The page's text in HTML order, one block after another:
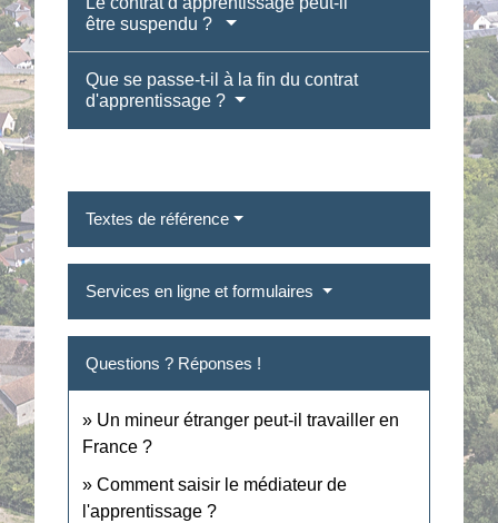
être suspendu ?
Que se passe-t-il à la fin du contrat
d'apprentissage ?
Textes de référence
Services en ligne et formulaires
Questions ? Réponses !
Un mineur étranger peut-il travailler en
France ?
Comment saisir le médiateur de
l'apprentissage ?